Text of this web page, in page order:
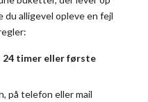
du alligevel opleve en fejl
24 timer eller første
på telefon eller mail